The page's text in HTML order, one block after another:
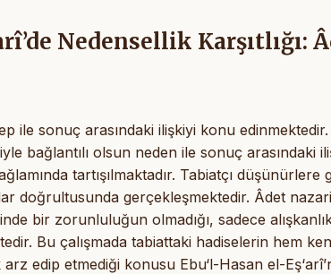
Nedensellik Karşıtlığı:
ile sonuç arasındaki ilişkiyi konu
bağlantılı olsun neden ile sonuç arasındaki
tartışılmaktadır. Tabiatçı
doğrultusunda gerçekleşmektedir. Âdet
bir zorunluluğun olmadığı, sadece
Bu çalışmada tabiattaki hadiselerin hem
edip etmediği konusu Ebu‘l-Hasan el-